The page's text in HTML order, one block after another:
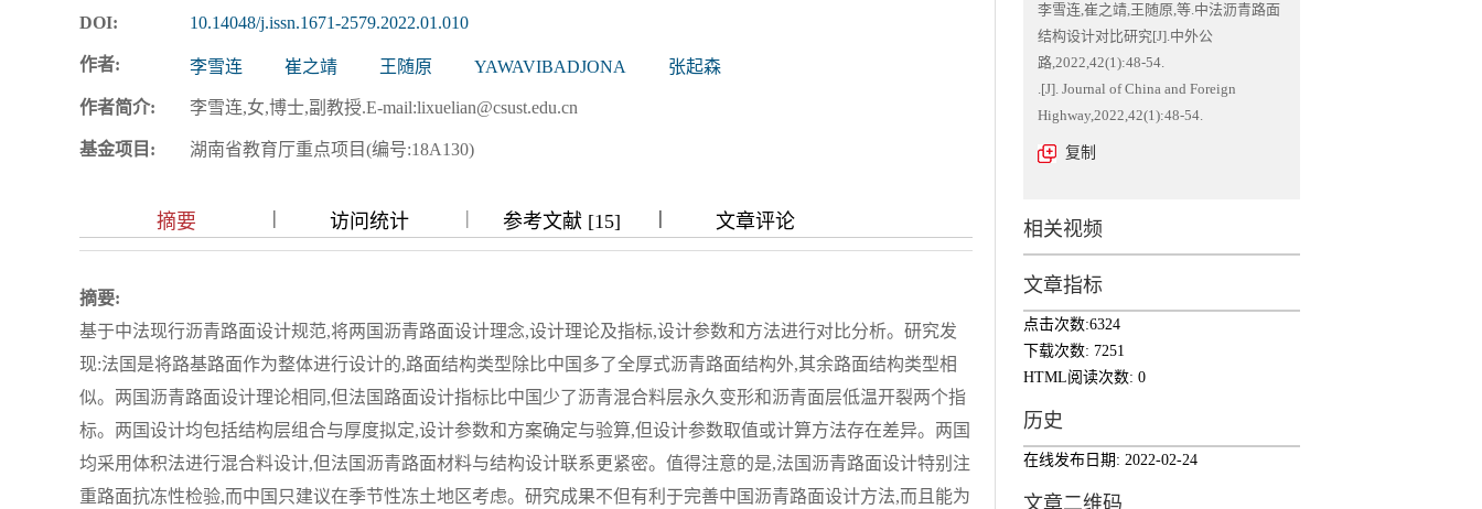
DOI: 10.14048/j.issn.1671-2579.2022.01.010
作者: 李雪连 崔之靖 王随原 YAWAVIBADJONA 张起森
作者简介: 李雪连,女,博士,副教授.E-mail:lixuelian@csust.edu.cn
基金项目: 湖南省教育厅重点项目(编号:18A130)
摘要 || 访问统计 | 参考文献 [15] |||| 文章评论
摘要:
基于中法现行沥青路面设计规范,将两国沥青路面设计理念,设计理论及指标,设计参数和方法进行对比分析。研究发
现:法国是将路基路面作为整体进行设计的,路面结构类型除比中国多了全厚式沥青路面结构外,其余路面结构类型相
似。两国沥青路面设计理论相同,但法国路面设计指标比中国少了沥青混合料层永久变形和沥青面层低温开裂两个指
标。两国设计均包括结构层组合与厚度拟定,设计参数和方案确定与验算,但设计参数取值或计算方法存在差异。两国
均采用体积法进行混合料设计,但法国沥青路面材料与结构设计联系更紧密。值得注意的是,法国沥青路面设计特别注
重路面抗冻性检验,而中国只建议在季节性冻土地区考虑。研究成果不但有利于完善中国沥青路面设计方法,而且能为
李雪连,崔之靖,王随原,等.中法沥青路面
结构设计对比研究[J].中外公
路,2022,42(1):48-54.
.[J]. Journal of China and Foreign
Highway,2022,42(1):48-54.
复制
相关视频
文章指标
点击次数:6324
下载次数: 7251
HTML阅读次数: 0
历史
在线发布日期: 2022-02-24
文章二维码